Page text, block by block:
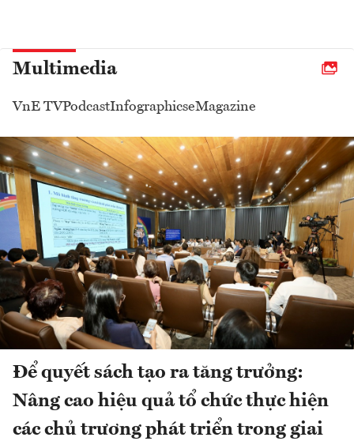
Multimedia
VnE TVPodcastInfographicseMagazine
Để quyết sách tạo ra tăng trưởng:
Nâng cao hiệu quả tổ chức thực hiện
các chủ trương phát triển trong giai